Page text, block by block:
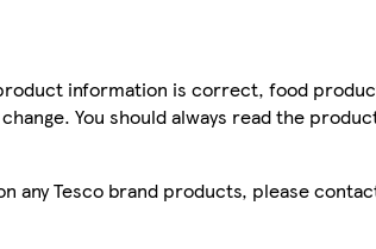
information is correct, food
You should always read the
any Tesco brand products, please